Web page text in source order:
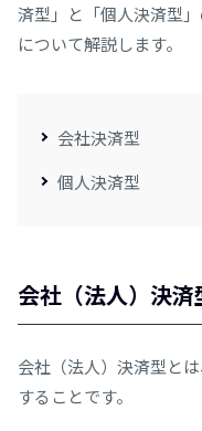
済型」と「個人決済型」
について解説します。
会社決済型
個人決済型
会社（法人）決済
会社（法人）決済型と
することです。